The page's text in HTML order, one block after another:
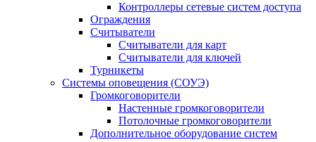
Контроллеры сетевые систем доступа
Ограждения
Считыватели
Считыватели для карт
Считыватели для ключей
Турникеты
Системы оповещения (СОУЭ)
Громкоговорители
Настенные громкоговорители
Потолочные громкоговорители
Дополнительное оборудование систем